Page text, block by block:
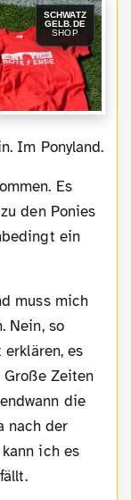
SCHWATZ
GELB.DE
SHOP
Im Ponyland.
Es
den Ponies
ein
muss mich
Nein, so
es
Zeiten
die
nach der
ich es